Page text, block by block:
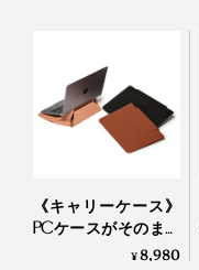
《キャリーケース》
PCケースがそのまま
スタンドに！目線が
¥8,980